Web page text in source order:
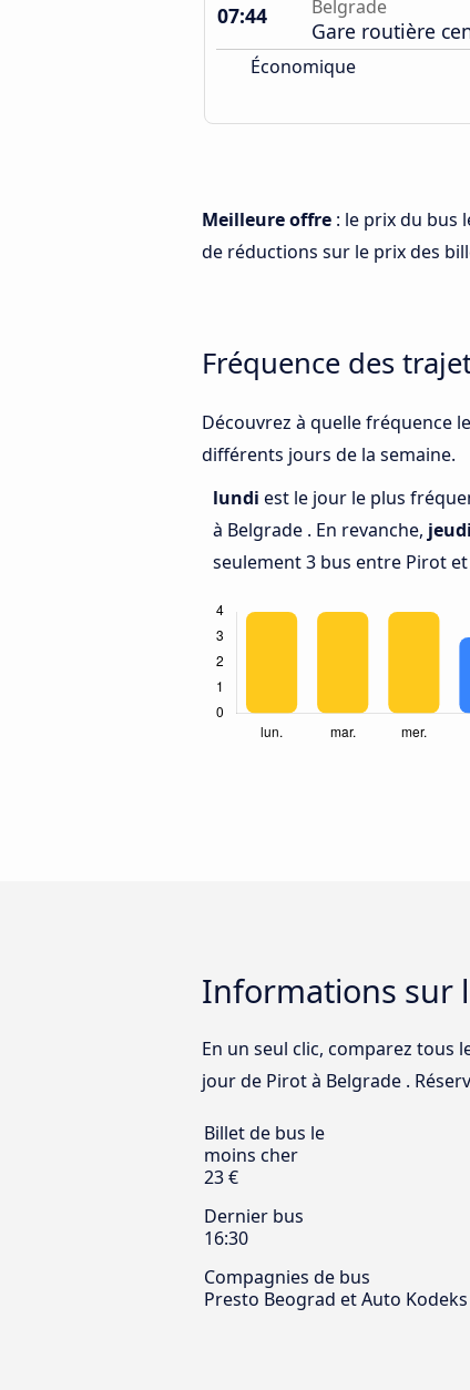
07:44
Belgrade
Gare routière
Économique
Meilleure offre : le prix du bus
de réductions sur le prix des
Fréquence des
Découvrez à quelle fréquence
différents jours de la semaine.
lundi est le jour le plus
à Belgrade . En revanche, jeudi
seulement 3 bus entre Pirot
Informations sur
En un seul clic, comparez tous
jour de Pirot à Belgrade .
Billet de bus le
moins cher
23 €
Dernier bus
16:30
Compagnies de bus
Presto Beograd et Auto Kodeks